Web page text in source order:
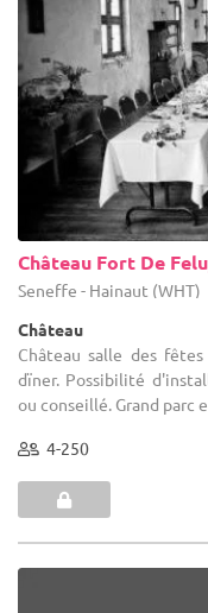
Château Fort De
Seneffe - Hainaut (WHT)
Château
Château salle des
dïner. Possibilité
ou conseillé. Grand parc
4-250